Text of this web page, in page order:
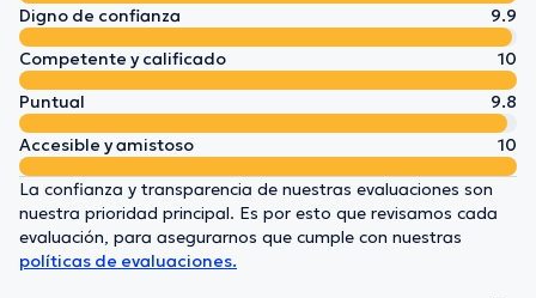
Digno de confianza
9.9
Competente y calificado
10
Puntual
9.8
Accesible y amistoso
10
La confianza y transparencia de nuestras evaluaciones son
nuestra prioridad principal. Es por esto que revisamos cada
evaluación, para asegurarnos que cumple con nuestras
políticas de evaluaciones.